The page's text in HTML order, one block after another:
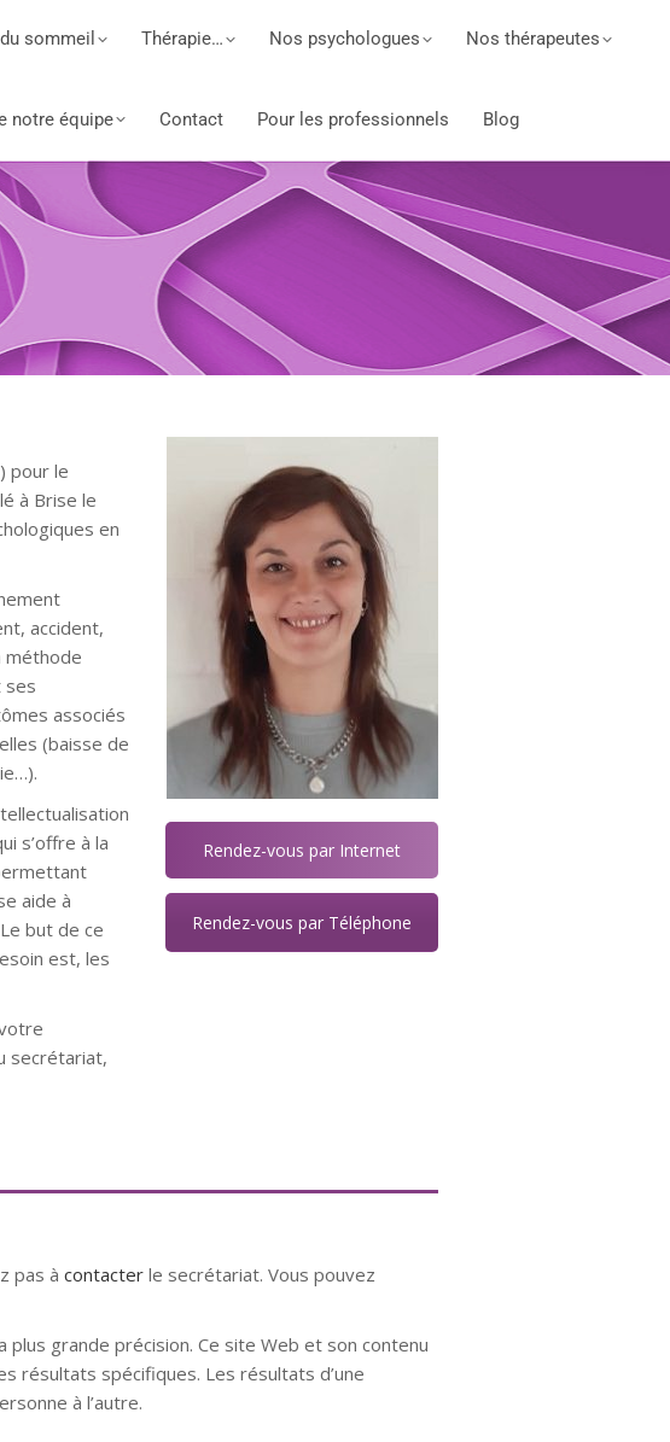
sommeil Thérapie… Nos psychologues Nos thérapeutes
notre équipe Contact Pour les professionnels Blog
pour le
à Brise le
en
accident,
méthode
ses
associés
(baisse de
s’offre à la
aide à
but de ce
est, les
secrétariat,
Rendez-vous par Internet
Rendez-vous par Téléphone
pas à contacter le secrétariat. Vous pouvez
grande précision. Ce site Web et son contenu
résultats spécifiques. Les résultats d’une
à l’autre.